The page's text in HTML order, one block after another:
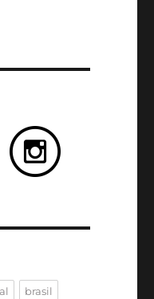
brasil